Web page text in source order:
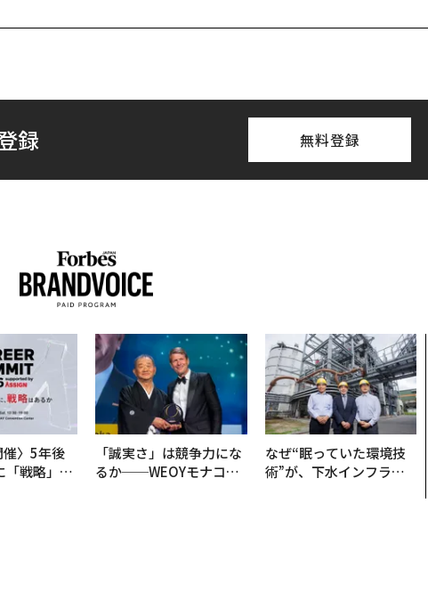
録 無料登録
催〉5年後
「戦略」は
「誠実さ」は競争力にな
るか──WEOYモナコで
なぜ“眠っていた環境技
術”が、下水インフラを